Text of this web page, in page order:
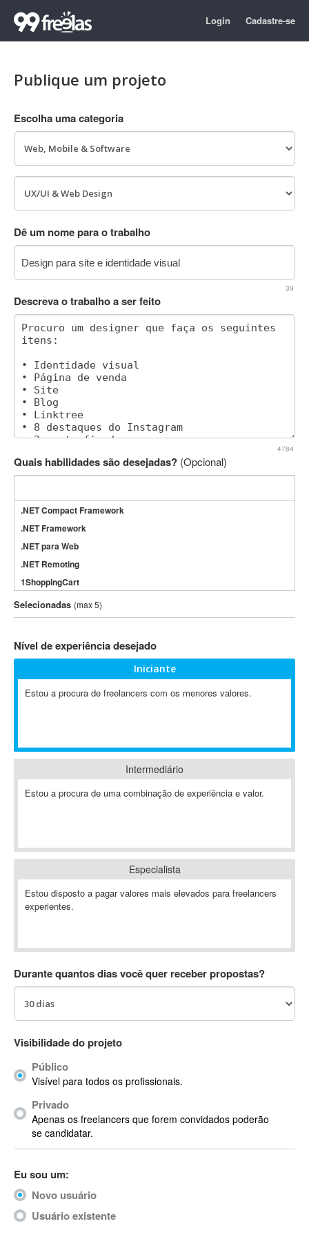
Login Cadastre-se
Publique um projeto
Escolha uma categoria
Dê um nome para o trabalho
39
Descreva o trabalho a ser feito
4784
Quais habilidades são desejadas? (Opcional)
.NET Compact Framework
.NET Framework
.NET para Web
.NET Remoting
1ShoppingCart
3DS Max
3GSM
802.11
A-GPS
ABAP
Abaqus
ABBYY FineReader
Ableton
Ableton Push
Abstract
AC3
ACID Pro
ACPI
Acrobat
Acrobat X
Acronis
ACT
Actimize
ActionScript
ActionScript 3
Selecionadas (max 5)
Nível de experiência desejado
Iniciante
Estou a procura de freelancers com os menores valores.
Intermediário
Estou a procura de uma combinação de experiência e valor.
Especialista
Estou disposto a pagar valores mais elevados para freelancers
experientes.
Durante quantos dias você quer receber propostas?
Visibilidade do projeto
Público
Visível para todos os profissionais.
Privado
Apenas os freelancers que forem convidados poderão
se candidatar.
Eu sou um:
Novo usuário
Usuário existente